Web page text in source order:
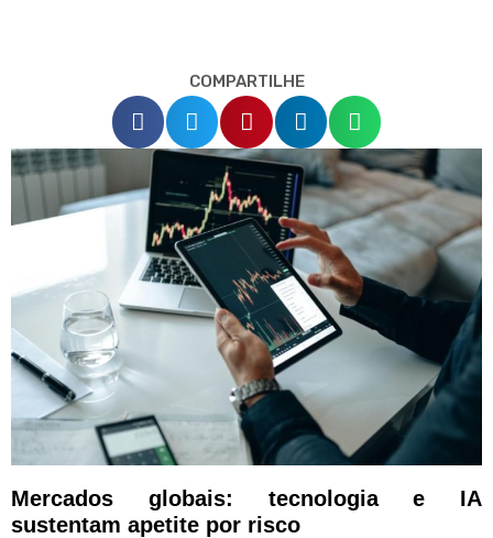
COMPARTILHE
Mercados globais: tecnologia e IA
sustentam apetite por risco